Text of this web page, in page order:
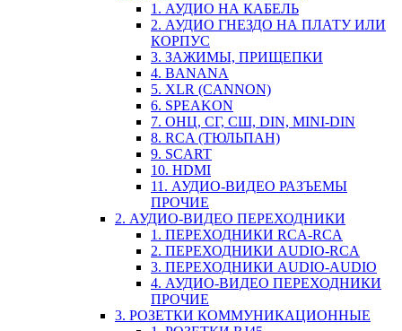
1. АУДИО НА КАБЕЛЬ
2. АУДИО ГНЕЗДО НА ПЛАТУ ИЛИ
КОРПУС
3. ЗАЖИМЫ, ПРИЩЕПКИ
4. BANANA
5. XLR (CANNON)
6. SPEAKON
7. ОНЦ, СГ, СШ, DIN, MINI-DIN
8. RCA (ТЮЛЬПАН)
9. SCART
10. HDMI
11. АУДИО-ВИДЕО РАЗЪЕМЫ
ПРОЧИЕ
2. АУДИО-ВИДЕО ПЕРЕХОДНИКИ
1. ПЕРЕХОДНИКИ RCA-RCA
2. ПЕРЕХОДНИКИ AUDIO-RCA
3. ПЕРЕХОДНИКИ AUDIO-AUDIO
4. АУДИО-ВИДЕО ПЕРЕХОДНИКИ
ПРОЧИЕ
3. РОЗЕТКИ КОММУНИКАЦИОННЫЕ